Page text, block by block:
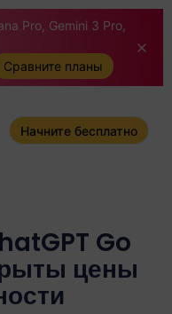
Pro, Gemini 3 Pro,
Сравните планы
Начните бесплатно
Go
цены